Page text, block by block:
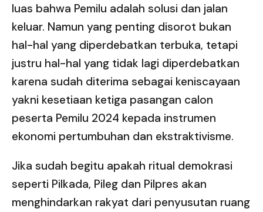
luas bahwa Pemilu adalah solusi dan jalan
keluar. Namun yang penting disorot bukan
hal-hal yang diperdebatkan terbuka, tetapi
justru hal-hal yang tidak lagi diperdebatkan
karena sudah diterima sebagai keniscayaan
yakni kesetiaan ketiga pasangan calon
peserta Pemilu 2024 kepada instrumen
ekonomi pertumbuhan dan ekstraktivisme.
Jika sudah begitu apakah ritual demokrasi
seperti Pilkada, Pileg dan Pilpres akan
menghindarkan rakyat dari penyusutan ruang